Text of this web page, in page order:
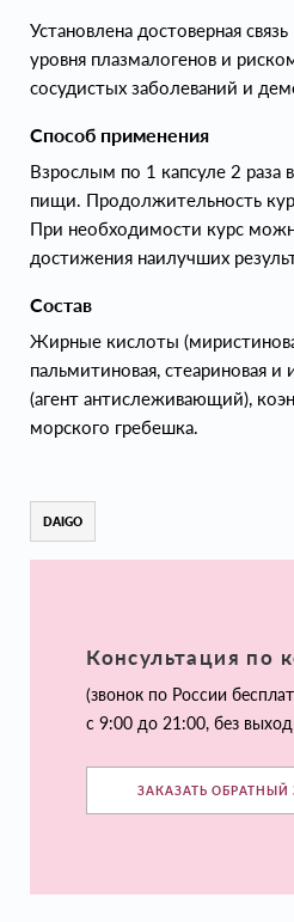
Установлена достоверная
уровня плазмалогенов и
сосудистых заболеваний и
Способ применения
Взрослым по 1 капсуле 2 раза
пищи. Продолжительность
При необходимости курс
достижения наилучших
Состав
Жирные кислоты
пальмитиновая, стеариновая и
(агент антислеживающий),
морского гребешка.
DAIGO
Консультация по
(звонок по России
с 9:00 до 21:00, без
ЗАКАЗАТЬ